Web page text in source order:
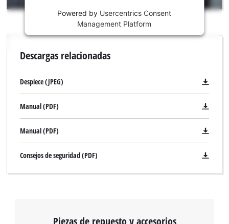
is
permitted
trackers
disclosed
The
Powered by Usercentrics Consent
Management Platform
Descargas relacionadas
Despiece (JPEG)
Manual (PDF)
Manual (PDF)
Consejos de seguridad (PDF)
Piezas de repuesto y accesorios